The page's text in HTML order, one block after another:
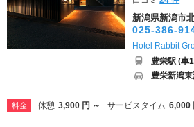
新潟県新潟市
025-386-
Hotel Rabbit
豊栄駅 (車
豊栄新潟
料金 休憩 3,900 円 ～ サービスタイム 6,000